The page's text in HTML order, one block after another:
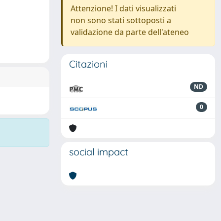
Attenzione! I dati visualizzati
non sono stati sottoposti a
validazione da parte dell'ateneo
Citazioni
ND
0
social impact